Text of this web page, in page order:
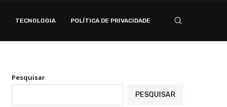
TECNOLOGIA POLÍTICA DE PRIVACIDADE
Pesquisar
PESQUISAR